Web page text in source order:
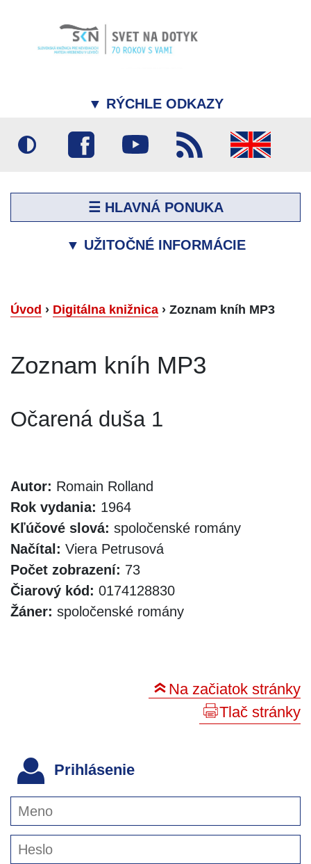
▼ RÝCHLE ODKAZY
☰ HLAVNÁ PONUKA
▼ UŽITOČNÉ INFORMÁCIE
Úvod › Digitálna knižnica › Zoznam kníh MP3
Zoznam kníh MP3
Očarená duša 1
Autor: Romain Rolland
Rok vydania: 1964
Kľúčové slová: spoločenské romány
Načítal: Viera Petrusová
Počet zobrazení: 73
Čiarový kód: 0174128830
Žáner: spoločenské romány
Na začiatok stránky
Tlač stránky
Prihlásenie